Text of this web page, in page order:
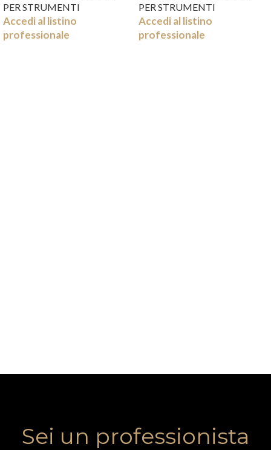
PER STRUMENTI
Accedi al listino
professionale
PER STRUMENTI
Accedi al listino
professionale
Sei un professionista